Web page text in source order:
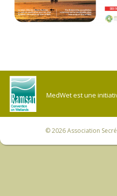
MedWet est une
© 2026Association